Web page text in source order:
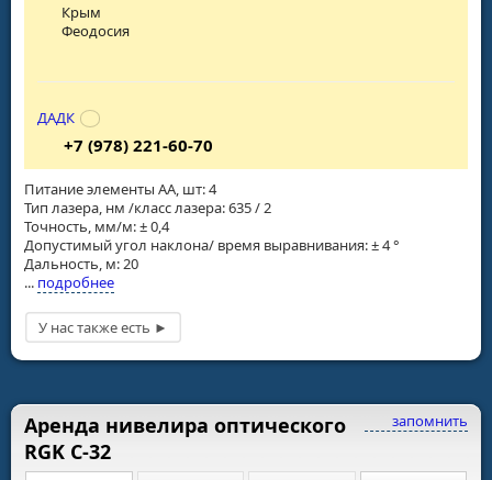
Питание элементы АА, шт: 4
Тип лазера, нм /класс лазера: 635 / 2
Точность, мм/м: ± 0,4
Допустимый угол наклона/ время выравнивания: ± 4 °
Дальность, м: 20
... подробнее
Крым
Феодосия
ДАДК
+7 (978) 221-60-70
запомнить
Аренда нивелира оптического
RGK С-32